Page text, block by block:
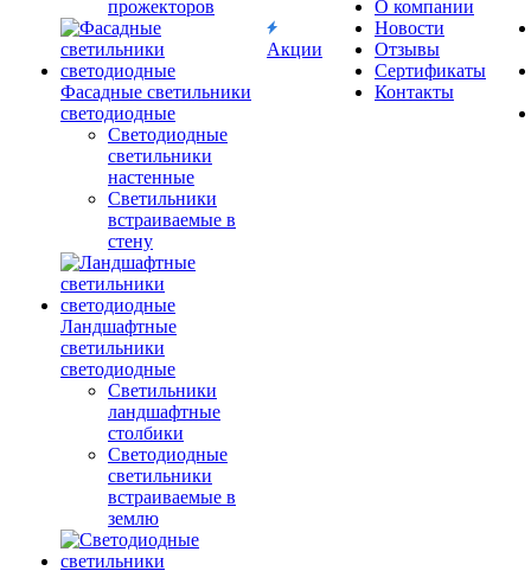
прожекторов
Фасадные светильники
светодиодные
Светодиодные
светильники
настенные
Светильники
встраиваемые в
стену
Ландшафтные
светильники
светодиодные
Светильники
ландшафтные
столбики
Светодиодные
светильники
встраиваемые в
землю
Акции
О компании
Новости
Отзывы
Сертификаты
Контакты